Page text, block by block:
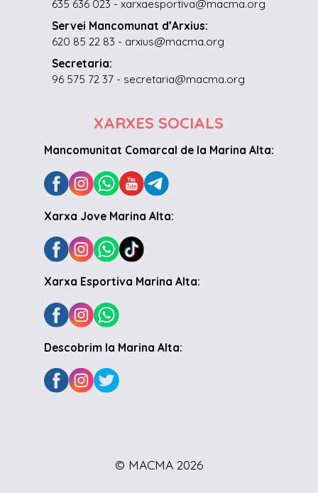
635 636 023 - xarxaesportiva@macma.org
Servei Mancomunat d’Arxius:
620 85 22 83 - arxius@macma.org
Secretaria:
96 575 72 37 - secretaria@macma.org
XARXES SOCIALS
Mancomunitat Comarcal de la Marina Alta:
Xarxa Jove Marina Alta:
Xarxa Esportiva Marina Alta:
Descobrim la Marina Alta:
© MACMA 2026